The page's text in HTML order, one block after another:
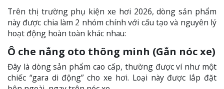
Trên thị trường phụ kiện xe hơi 2026, dòng sản phẩm
này được chia làm 2 nhóm chính với cấu tạo và nguyên lý
hoạt động hoàn toàn khác nhau:
Ô che nắng oto thông minh (Gắn nóc xe)
Đây là dòng sản phẩm cao cấp, thường được ví như một
chiếc “gara di động” cho xe hơi. Loại này được lắp đặt